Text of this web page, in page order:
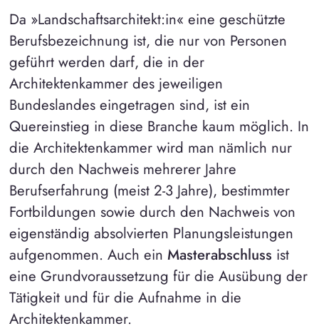
Da »Landschaftsarchitekt:in« eine geschützte
Berufsbezeichnung ist, die nur von Personen
geführt werden darf, die in der
Architektenkammer des jeweiligen
Bundeslandes eingetragen sind, ist ein
Quereinstieg in diese Branche kaum möglich. In
die Architektenkammer wird man nämlich nur
durch den Nachweis mehrerer Jahre
Berufserfahrung (meist 2-3 Jahre), bestimmter
Fortbildungen sowie durch den Nachweis von
eigenständig absolvierten Planungsleistungen
aufgenommen. Auch ein Masterabschluss ist
eine Grundvoraussetzung für die Ausübung der
Tätigkeit und für die Aufnahme in die
Architektenkammer.